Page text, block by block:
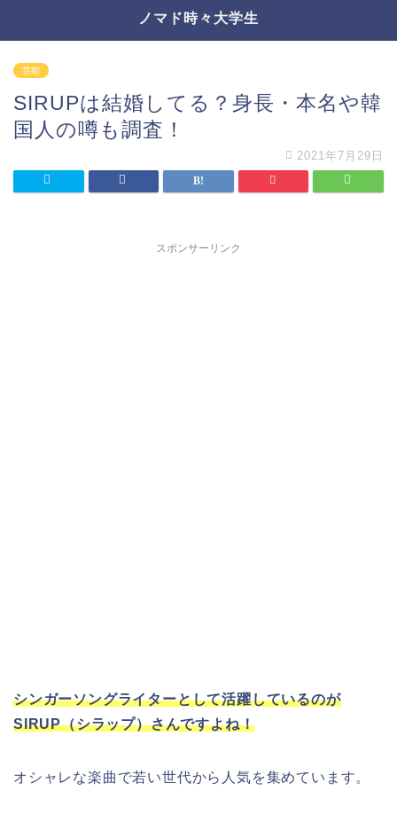
ノマド時々大学生
芸能
SIRUPは結婚してる？身長・本名や韓
国人の噂も調査！
2021年7月29日
スポンサーリンク
シンガーソングライターとして活躍しているのが
SIRUP（シラップ）さんですよね！
オシャレな楽曲で若い世代から人気を集めています。